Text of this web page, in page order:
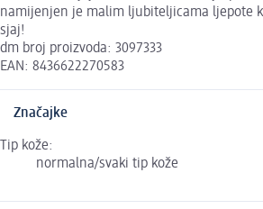
namijenjen je malim ljubiteljicama ljepote
sjaj!
dm broj proizvoda: 3097333
EAN: 8436622270583
Značajke
Tip kože:
normalna/svaki tip kože